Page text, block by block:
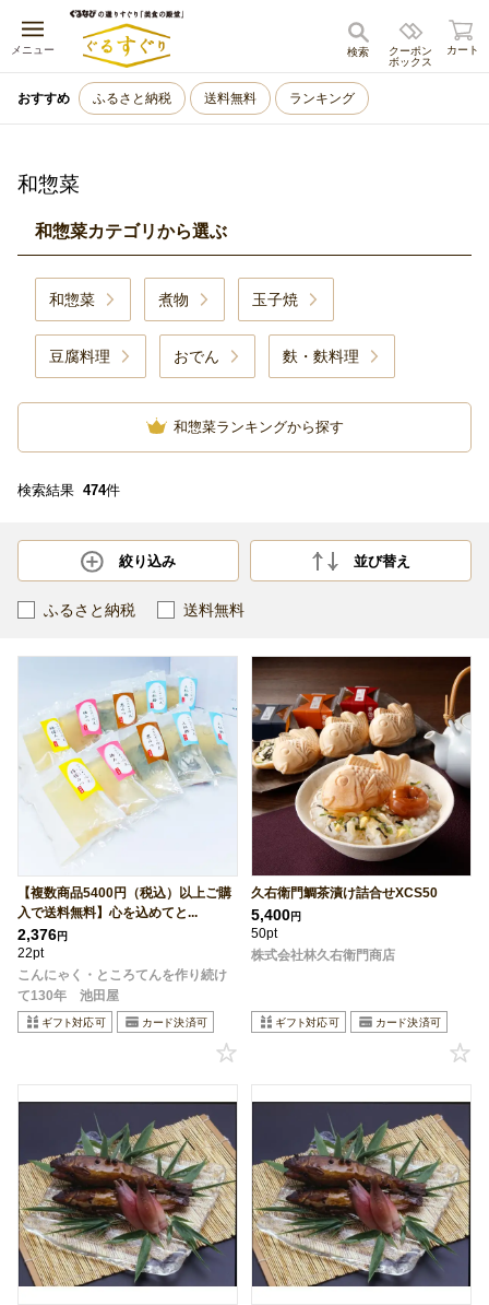
メニュー
キャンセル
クーポン
ボックス
検索 カート
おすすめ ふるさと納税 送料無料 ランキング
和惣菜
和惣菜カテゴリから選ぶ
和惣菜 煮物 玉子焼
豆腐料理 おでん 麩・麩料理
和惣菜ランキングから探す
検索結果 474件
絞り込み 並び替え
ふるさと納税 送料無料
【複数商品5400円（税込）以上ご購
入で送料無料】心を込めてと...
2,376円
22pt
こんにゃく・ところてんを作り続け
て130年 池田屋
久右衛門鯛茶漬け詰合せXCS50
5,400円
50pt
株式会社林久右衛門商店